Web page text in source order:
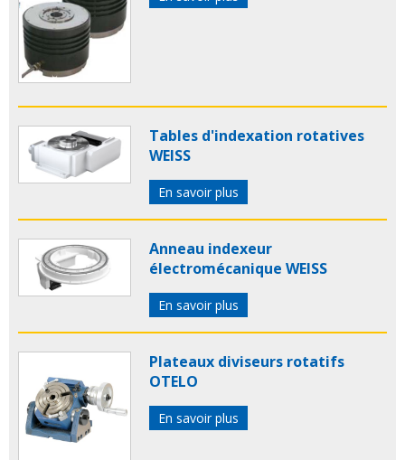
Tables d'indexation rotatives
WEISS
En savoir plus
Anneau indexeur
électromécanique WEISS
En savoir plus
Plateaux diviseurs rotatifs
OTELO
En savoir plus